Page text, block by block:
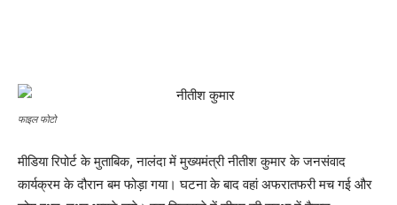
फाइल फोटो
मीडिया रिपोर्ट के मुताबिक, नालंदा में मुख्यमंत्री नीतीश कुमार के जनसंवाद
कार्यक्रम के दौरान बम फोड़ा गया। घटना के बाद वहां अफरातफरी मच गई और